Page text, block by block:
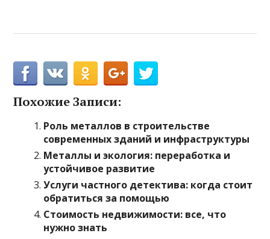
Похожие Записи:
Роль металлов в строительстве
современных зданий и инфраструктуры
Металлы и экология: переработка и
устойчивое развитие
Услуги частного детектива: когда стоит
обратиться за помощью
Стоимость недвижимости: все, что
нужно знать